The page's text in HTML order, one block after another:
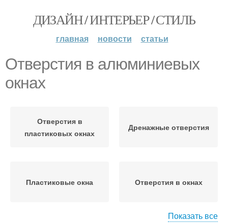
ДИЗАЙН / ИНТЕРЬЕР / СТИЛЬ
главная новости статьи
Отверстия в алюминиевых
окнах
Отверстия в
пластиковых окнах
Дренажные отверстия
Пластиковые окна Отверстия в окнах
Показать все